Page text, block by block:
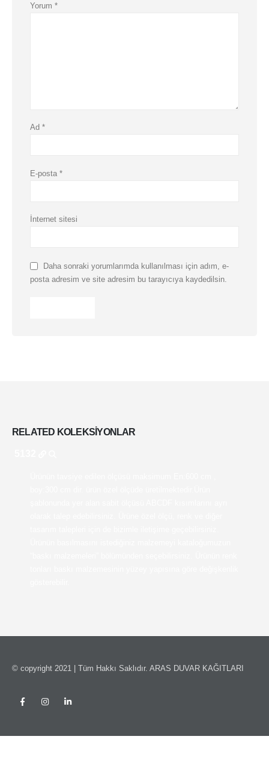
Yorum *
Ad *
E-posta *
İnternet sitesi
Daha sonraki yorumlarımda kullanılması için adım, e-
posta adresim ve site adresim bu tarayıcıya kaydedilsin.
RELATED KOLEKSIYONLAR
© copyright 2021 | Tüm Hakkı Saklıdır. ARAS DUVAR KAĞITLARI